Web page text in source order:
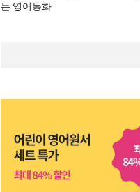
는 영어동화